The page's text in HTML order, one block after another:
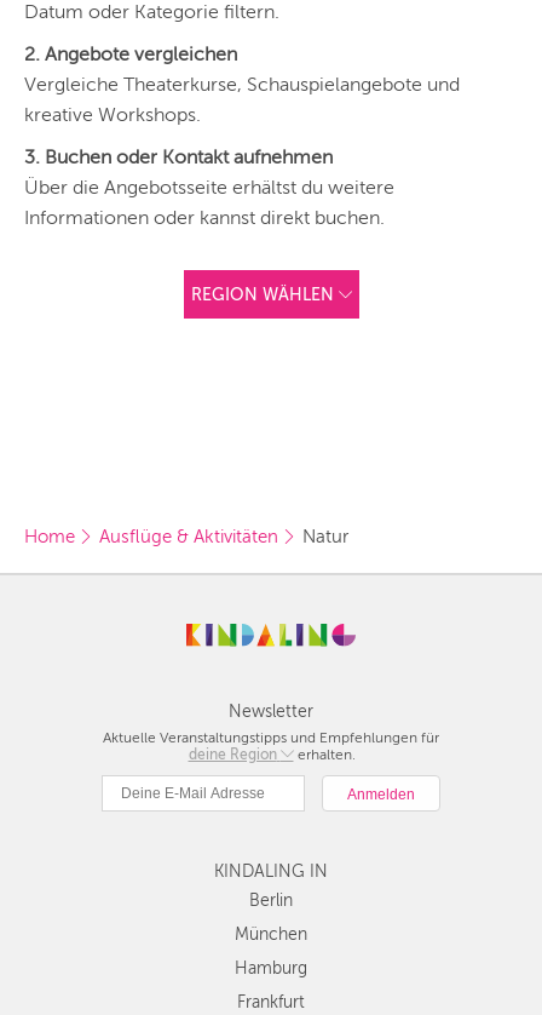
Datum oder Kategorie filtern.
2. Angebote vergleichen
Vergleiche Theaterkurse, Schauspielangebote und
kreative Workshops.
3. Buchen oder Kontakt aufnehmen
Über die Angebotsseite erhältst du weitere
Informationen oder kannst direkt buchen.
REGION WÄHLEN
BERLIN
HAMBURG
KÖLN
DÜSSELDORF
HANNOVER
Home Ausflüge & Aktivitäten Natur
Newsletter
Aktuelle Veranstaltungstipps und Empfehlungen für
deine Region
Berlin
Hamburg
Köln
Düsseldorf
Stuttgart
Essen
erhalten.
KINDALING IN
Berlin
München
Hamburg
Frankfurt